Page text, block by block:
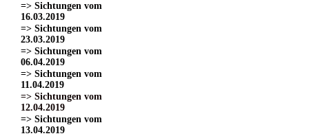
=> Sichtungen vom
16.03.2019
=> Sichtungen vom
23.03.2019
=> Sichtungen vom
06.04.2019
=> Sichtungen vom
11.04.2019
=> Sichtungen vom
12.04.2019
=> Sichtungen vom
13.04.2019